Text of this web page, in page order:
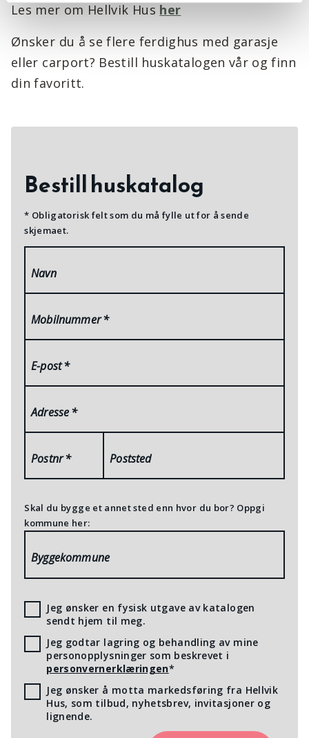
Les mer om Hellvik Hus her
Ønsker du å se flere ferdighus med garasje
eller carport? Bestill huskatalogen vår og finn
din favoritt.
Bestill huskatalog
* Obligatorisk felt som du må fylle ut for å sende
skjemaet.
Navn
Mobilnummer*
E-post*
Adresse*
Postnr* Poststed
Skal du bygge et annet sted enn hvor du bor? Oppgi
kommune her:
Byggekommune
Jeg ønsker en fysisk utgave av katalogen
sendt hjem til meg.
Jeg godtar lagring og behandling av mine
personopplysninger som beskrevet i
personvernerklæringen*
Jeg ønsker å motta markedsføring fra Hellvik
Hus, som tilbud, nyhetsbrev, invitasjoner og
lignende.